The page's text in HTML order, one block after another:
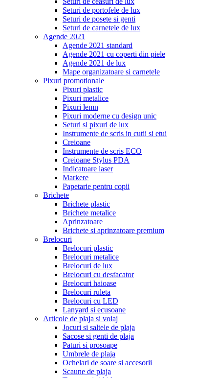
Seturi de portofele de lux
Seturi de posete si genti
Seturi de carnetele de lux
Agende 2021
Agende 2021 standard
Agende 2021 cu coperti din piele
Agende 2021 de lux
Mape organizatoare si carnetele
Pixuri promotionale
Pixuri plastic
Pixuri metalice
Pixuri lemn
Pixuri moderne cu design unic
Seturi si pixuri de lux
Instrumente de scris in cutii si etui
Creioane
Instrumente de scris ECO
Creioane Stylus PDA
Indicatoare laser
Markere
Papetarie pentru copii
Brichete
Brichete plastic
Brichete metalice
Aprinzatoare
Brichete si aprinzatoare premium
Brelocuri
Brelocuri plastic
Brelocuri metalice
Brelocuri de lux
Brelocuri cu desfacator
Brelocuri haioase
Brelocuri ruleta
Brelocuri cu LED
Lanyard si ecusoane
Articole de plaja si voiaj
Jocuri si saltele de plaja
Sacose si genti de plaja
Paturi si prosoape
Umbrele de plaja
Ochelari de soare si accesorii
Scaune de plaja